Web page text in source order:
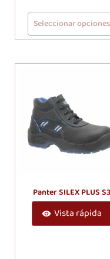
Seleccionar opciones
Panter SILEX PLUS S3
Vista rápida